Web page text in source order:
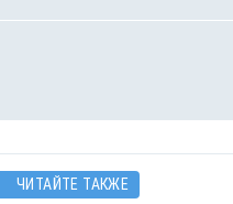
ЧИТАЙТЕ ТАКЖЕ